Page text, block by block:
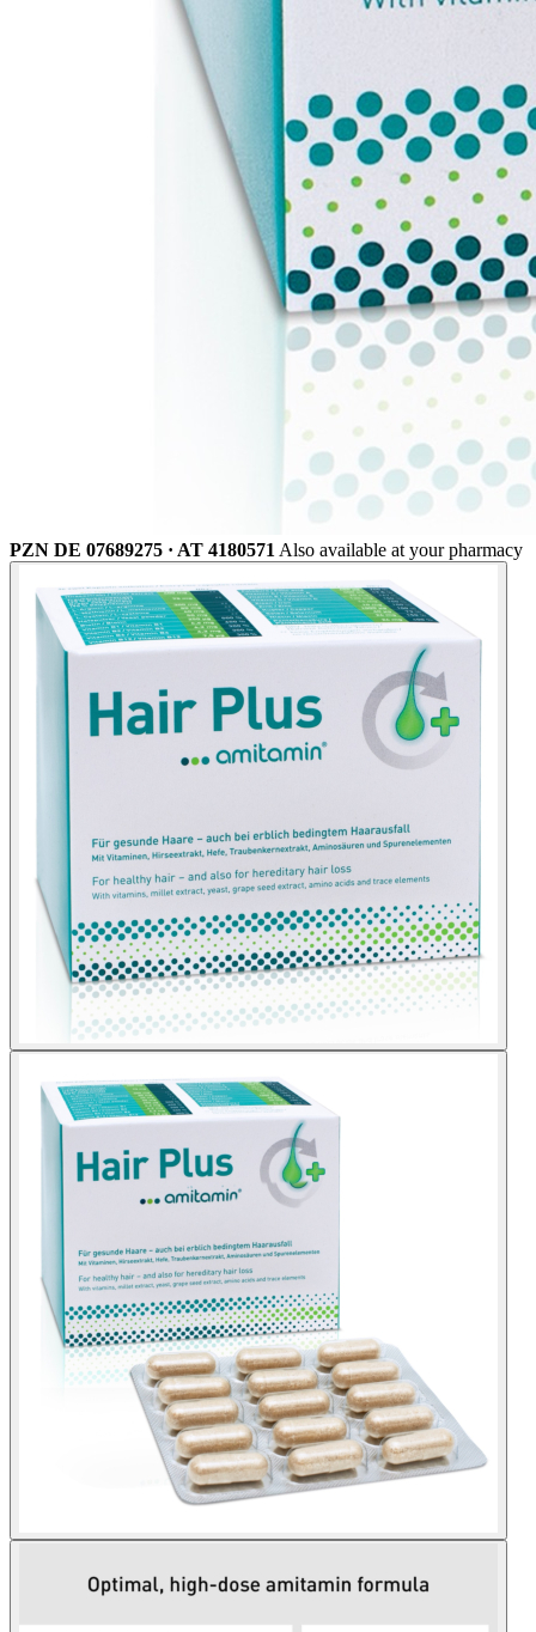
PZN DE 07689275 · AT 4180571Also available at your pharmacy